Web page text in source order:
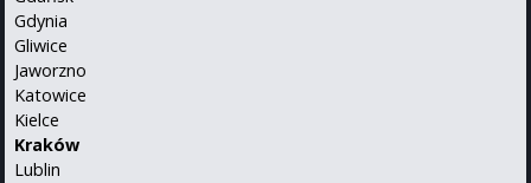
Gdynia
Gliwice
Jaworzno
Katowice
Kielce
Kraków
Lublin